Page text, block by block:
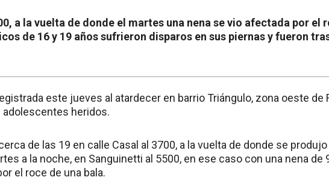
a la vuelta de donde el martes una nena se vio afectada por el
de 16 y 19 años sufrieron disparos en sus piernas y fueron
este jueves al atardecer en barrio Triángulo, zona oeste de
heridos.
de las 19 en calle Casal al 3700, a la vuelta de donde se
a la noche, en Sanguinetti al 5500, en ese caso con una nena de
el roce de una bala.